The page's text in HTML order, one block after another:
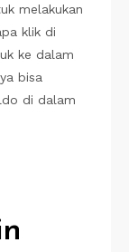
melakukan
klik di
ke dalam
bisa
di dalam